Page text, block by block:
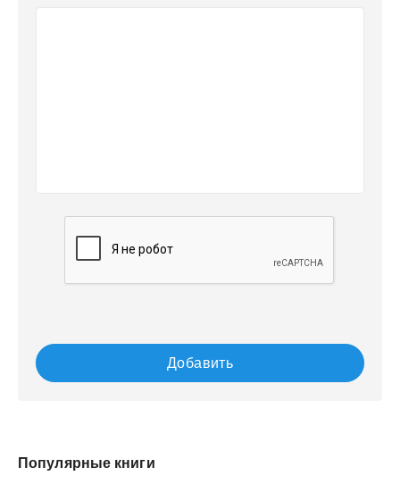
Добавить
Популярные книги